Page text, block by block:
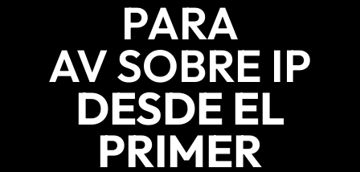
PARA
AV SOBRE IP
DESDE EL
PRIMER